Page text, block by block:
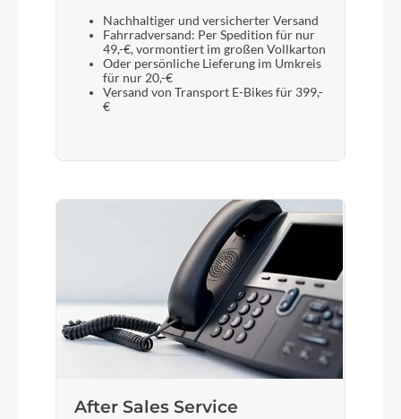
Sattelstütze
CUBE Dropper Post, Handlebar Lever, Internal
Cable Routing, 31.6mm
Nachhaltiger und versicherter Versand
Fahrradversand: Per Spedition für nur
49,-€, vormontiert im großen Vollkarton
Oder persönliche Lieferung im Umkreis
für nur 20,-€
Versand von Transport E-Bikes für 399,-
€
After Sales Service